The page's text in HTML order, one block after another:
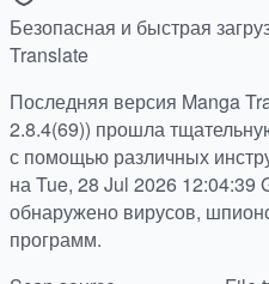
Безопасная и быстрая
Translate
Последняя версия Manga
2.8.4(69)) прошла
с помощью различных
на Tue, 28 Jul 2026 12:04:39
обнаружено вирусов,
программ.